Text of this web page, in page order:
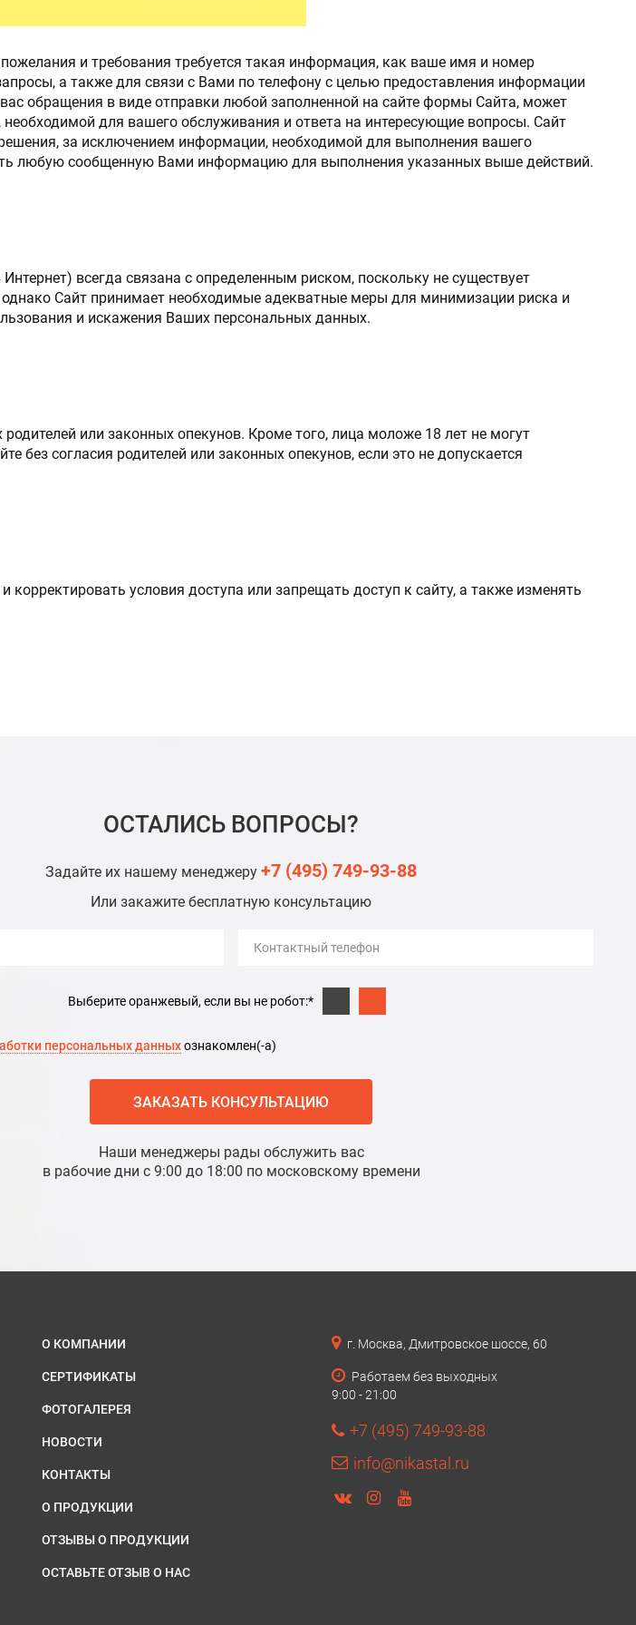
ПРОТИВОПОЖАРНЫЕ ИЗДЕЛИЯ
Противопожарные двери
Противопожарные люки
Противопожарные ворота
Металлические двери 3 класса защиты
Двери КХН и КХНС
и требования требуется такая информация, как ваше имя и номер
а также для связи с Вами по телефону с целью предоставления информации
обращения в виде отправки любой заполненной на сайте формы Сайта, может
для вашего обслуживания и ответа на интересующие вопросы. Сайт
за исключением информации, необходимой для выполнения вашего
любую сообщенную Вами информацию для выполнения указанных выше действий.
всегда связана с определенным риском, поскольку не существует
Сайт принимает необходимые адекватные меры для минимизации риска и
и искажения Ваших персональных данных.
или законных опекунов. Кроме того, лица моложе 18 лет не могут
согласия родителей или законных опекунов, если это не допускается
условия доступа или запрещать доступ к сайту, а также изменять
ОСТАЛИСЬ ВОПРОСЫ?
Задайте их нашему менеджеру +7 (495) 749-93-88
Или закажите бесплатную консультацию
Выберите оранжевый, если вы не робот:*
персональных данныхознакомлен(-а)
ЗАКАЗАТЬ КОНСУЛЬТАЦИЮ
Наши менеджеры рады обслужить вас
в рабочие дни с 9:00 до 18:00 по московскому времени
О КОМПАНИИ
СЕРТИФИКАТЫ
ФОТОГАЛЕРЕЯ
НОВОСТИ
КОНТАКТЫ
О ПРОДУКЦИИ
ОТЗЫВЫ О ПРОДУКЦИИ
ОСТАВЬТЕ ОТЗЫВ О НАС
г. Москва, Дмитровское шоссе, 60
Работаем без выходных
9:00 - 21:00
+7 (495) 749-93-88
info@nikastal.ru